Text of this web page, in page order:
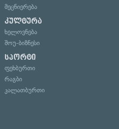
მეცნიერება
კულტურა
ხელოვნება
შოუ-ბიზნესი
სპორტი
ფეხბურთი
რაგბი
კალათბურთი